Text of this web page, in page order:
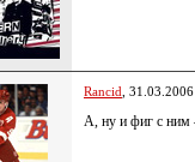
Rancid ,
А, ну и фиг с ним